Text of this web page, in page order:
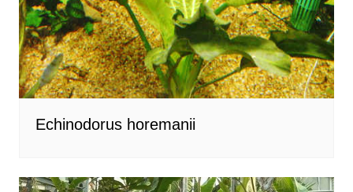
Echinodorus horemanii